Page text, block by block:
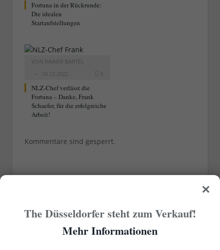
Fortuna in der Rückrunde:
Die idealen
Startaufstellungen
VON RAINER BARTEL
10.12.2022
5
NLZ-Chef verlässt die
Fortuna – Danke, Frank
Schaefer, für die erfolgreiche
Arbeit!
Kommentare sind gesperrt.
×
The Düsseldorfer steht zum Verkauf!
Mehr Informationen